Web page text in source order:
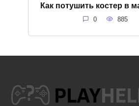
Как потушить костер в
0 885